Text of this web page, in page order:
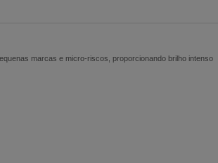
marcas e micro-riscos, proporcionando brilho intenso